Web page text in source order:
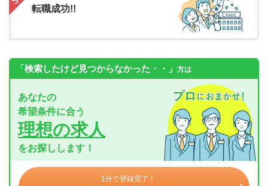
転職成功!!
「検索したけど見つからなかった・・」 方は
あなたの
希望条件に合う
理想の求人
をお探しします！
1分で登録完了！